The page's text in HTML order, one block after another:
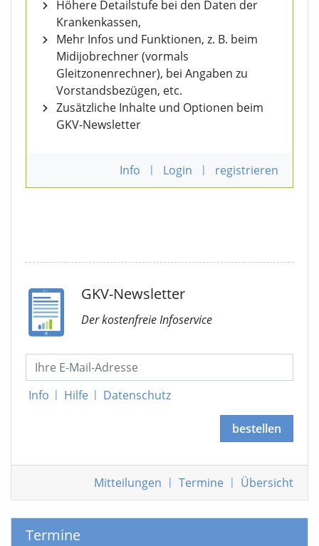
Höhere Detailstufe bei den Daten der
Krankenkassen,
Mehr Infos und Funktionen, z. B. beim
Midijobrechner (vormals
Gleitzonenrechner), bei Angaben zu
Vorstandsbezügen, etc.
Zusätzliche Inhalte und Optionen beim
GKV-Newsletter
Info | Login | registrieren
GKV-Newsletter
Der kostenfreie Infoservice
Info | Hilfe | Datenschutz
bestellen
Mitteilungen | Termine | Übersicht
Termine